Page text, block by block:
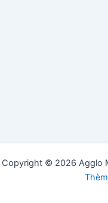
Copyright © 2026 Agglo